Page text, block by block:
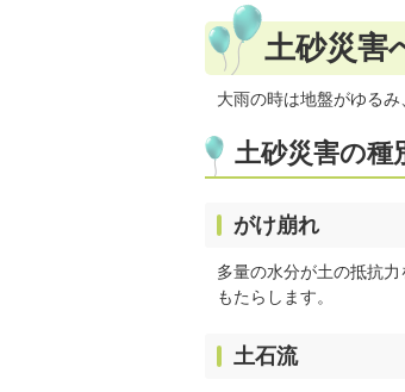
土砂災害
大雨の時は地盤がゆるみ
土砂災害の種
がけ崩れ
多量の水分が土の抵抗
もたらします。
土石流